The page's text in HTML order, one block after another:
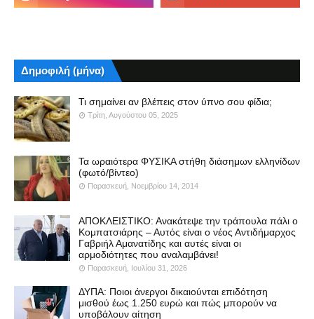
Δημοφιλή (μήνα)
Τι σημαίνει αν βλέπεις στον ύπνο σου φίδια;
Τρίτη, Αυγούστου 05, 2025
Τα ωραιότερα ΦΥΣΙΚΑ στήθη διάσημων ελληνίδων
(φωτό/βίντεο)
Παρασκευή, Νοεμβρίου 14, 2014
ΑΠΟΚΛΕΙΣΤΙΚΟ: Ανακάτεψε την τράπουλα πάλι ο
Κομπατσιάρης – Αυτός είναι ο νέος Αντιδήμαρχος
Γαβριήλ Αμανατίδης και αυτές είναι οι
αρμοδιότητες που αναλαμβάνει!
Παρασκευή, Ιουλίου 31, 2026
ΔΥΠΑ: Ποιοι άνεργοι δικαιούνται επιδότηση
μισθού έως 1.250 ευρώ και πώς μπορούν να
υποβάλουν αίτηση